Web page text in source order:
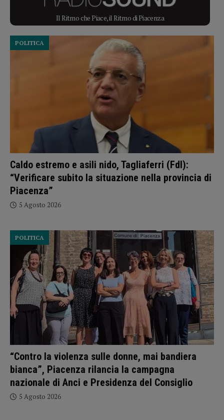
Il Ritmo che Piace, il Ritmo di Piacenza
Caldo estremo e asili nido, Tagliaferri (FdI):
“Verificare subito la situazione nella provincia di
Piacenza”
POLITICA
5 Agosto 2026
“Contro la violenza sulle donne, mai bandiera
bianca”, Piacenza rilancia la campagna
nazionale di Anci e Presidenza del Consiglio
POLITICA
5 Agosto 2026